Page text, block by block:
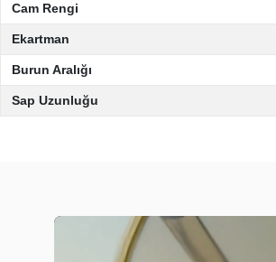
Cam Rengi
Ekartman
Burun Aralığı
Sap Uzunluğu